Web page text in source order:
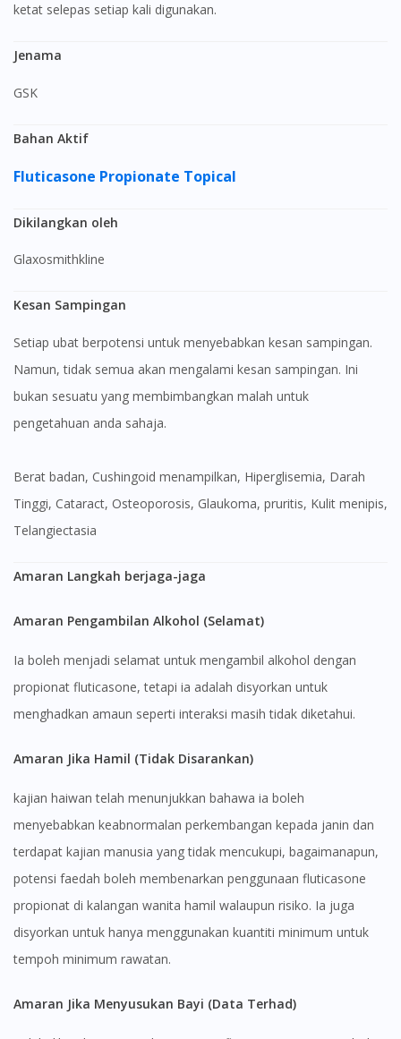
ketat selepas setiap kali digunakan.
Jenama
GSK
Bahan Aktif
Fluticasone Propionate Topical
Dikilangkan oleh
Glaxosmithkline
Kesan Sampingan
Setiap ubat berpotensi untuk menyebabkan kesan sampingan.
Namun, tidak semua akan mengalami kesan sampingan. Ini
bukan sesuatu yang membimbangkan malah untuk
pengetahuan anda sahaja.
berat badan, Cushingoid menampilkan, Hiperglisemia, Darah
Tinggi, Cataract, Osteoporosis, Glaukoma, pruritis, Kulit menipis,
Telangiectasia
Amaran Langkah berjaga-jaga
Amaran Pengambilan Alkohol (Selamat)
Ia boleh menjadi selamat untuk mengambil alkohol dengan
propionat fluticasone, tetapi ia adalah disyorkan untuk
menghadkan amaun seperti interaksi masih tidak diketahui.
Amaran Jika Hamil (Tidak Disarankan)
kajian haiwan telah menunjukkan bahawa ia boleh
menyebabkan keabnormalan perkembangan kepada janin dan
terdapat kajian manusia yang tidak mencukupi, bagaimanapun,
potensi faedah boleh membenarkan penggunaan fluticasone
propionat di kalangan wanita hamil walaupun risiko. Ia juga
disyorkan untuk hanya menggunakan kuantiti minimum untuk
tempoh minimum rawatan.
Amaran Jika Menyusukan Bayi (Data Terhad)